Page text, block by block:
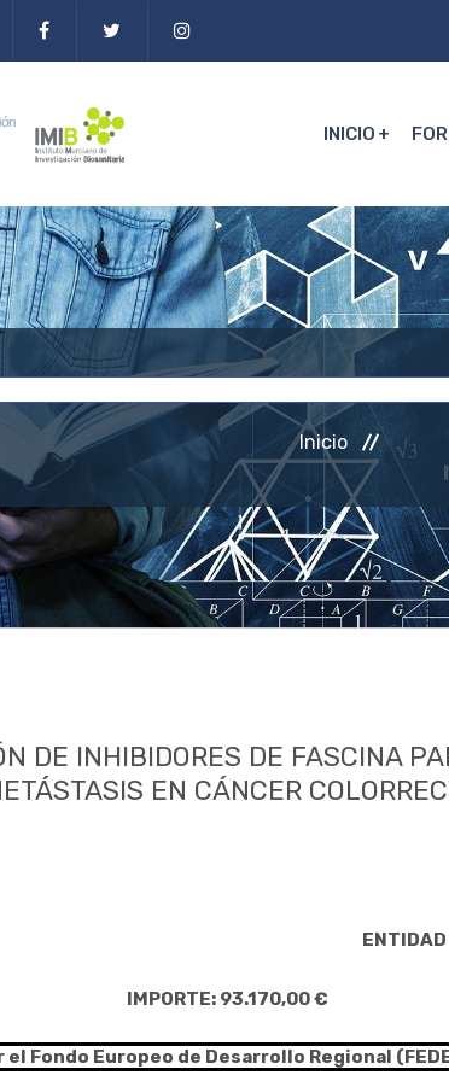
INICIO
Inicio
DE INHIBIDORES DE FASCINA
EN CÁNCER
IMPORTE: 93.170,00 €
Fondo Europeo de Desarrollo Regional